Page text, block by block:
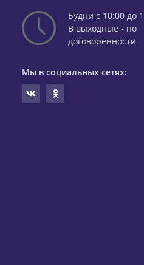
Будни с 10:00 до
В выходные - по
договоренности
Мы в социальных сетях: